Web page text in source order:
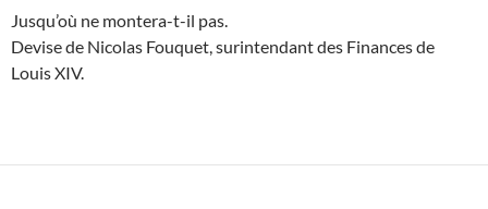
Jusqu’où ne montera-t-il pas.
Devise de Nicolas Fouquet, surintendant des Finances de
Louis XIV.